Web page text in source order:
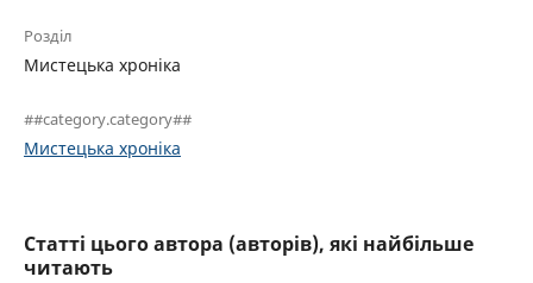
Розділ
Мистецька хроніка
##category.category##
Мистецька хроніка
Статті цього автора (авторів), які найбільше
читають